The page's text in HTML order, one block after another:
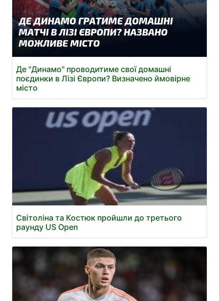
Де "Динамо" проводитиме свої домашні
поєдинки в Лізі Європи? Визначено ймовірне
місто
Світоліна та Костюк пройшли до третього
раунду US Open